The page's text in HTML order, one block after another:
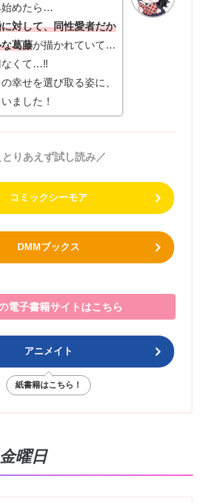
始めたら…
対して、同性愛者だか
葛藤が描かれていて…
なくて…‼
幸せを選び取る姿に、
ました！
とりあえず試し読み／
コミックシーモア
DMMブックス
電子書籍サイトはこちら
アニメイト
紙書籍はこちら！
曜日